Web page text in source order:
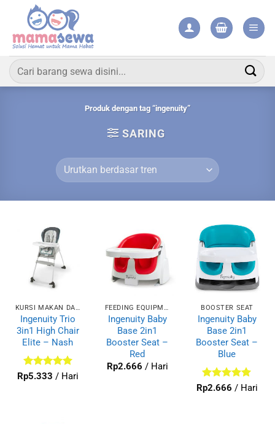
content
Pencarian
untuk:
Produk dengan tag “ingenuity”
SARING
KURSI MAKAN DAN HIGHCHAIR
Ingenuity Trio
3in1 High Chair
Elite – Nash
Dinilai 5
Rp5.333 / Hari
FEEDING EQUIPMENT
Ingenuity Baby
Base 2in1
Booster Seat –
Red
Rp2.666 / Hari
BOOSTER SEAT
Ingenuity Baby
Base 2in1
Booster Seat –
Blue
Dinilai 5
Rp2.666 / Hari